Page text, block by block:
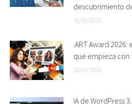
descubrimiento
16/06/2026
.ART Award
que empieza con
22/05/2026
IA de WordPress